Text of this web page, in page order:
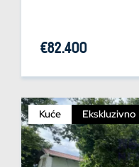
€82.400
Kuće Ekskluzivno